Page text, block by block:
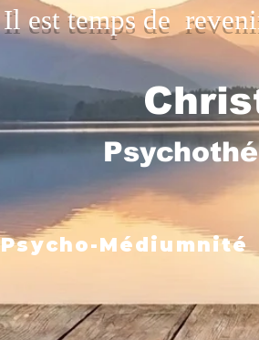
Il est temps de
Psycho-Médiumnité